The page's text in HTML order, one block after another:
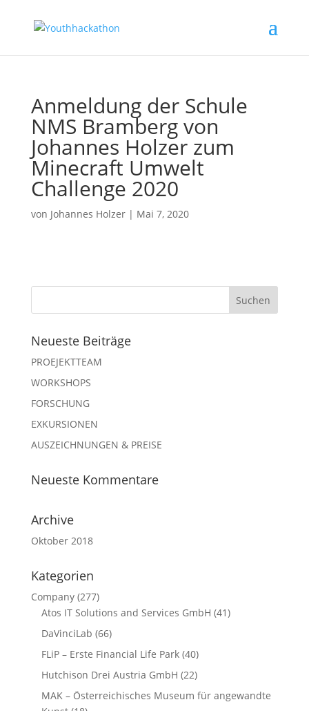
Anmeldung der Schule
NMS Bramberg von
Johannes Holzer zum
Minecraft Umwelt
Challenge 2020
von Johannes Holzer| Mai 7, 2020
Neueste Beiträge
PROEJEKTTEAM
WORKSHOPS
FORSCHUNG
EXKURSIONEN
AUSZEICHNUNGEN & PREISE
Neueste Kommentare
Archive
Oktober 2018
Kategorien
Company(277)
Atos IT Solutions and Services GmbH (41)
DaVinciLab (66)
FLiP – Erste Financial Life Park(40)
Hutchison Drei Austria GmbH (22)
MAK – Österreichisches Museum für angewandte